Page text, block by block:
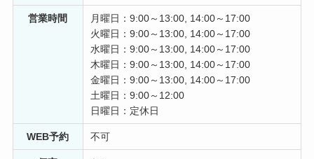
説明のないまま勝手に歯を全部削られた上に治療中胸に
腕をずっと置かれ、非常に不快だった。先生自体は一見
優しいですが絶対におすすめしません。
齋藤尚道
3 年前
やさしい、あまり抜歯しない。
営業時間
月曜日：9:00～13:00, 14:00～17:00
火曜日：9:00～13:00, 14:00～17:00
水曜日：9:00～13:00, 14:00～17:00
木曜日：9:00～13:00, 14:00～17:00
金曜日：9:00～13:00, 14:00～17:00
土曜日：9:00～12:00
日曜日：定休日
WEB予約 不可